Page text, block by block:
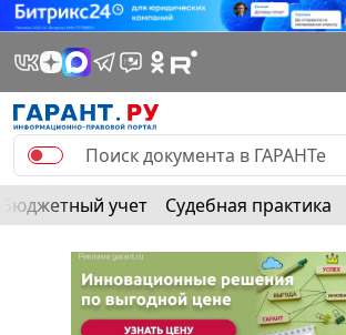
Бюджетный учет Судебная практика